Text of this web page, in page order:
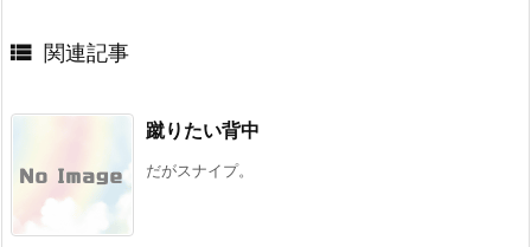
 関連記事
蹴りたい背中
だがスナイプ。